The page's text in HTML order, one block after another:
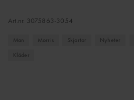
Art.nr. 3075863-3054
Man Morris Skjortor Nyheter
Kläder